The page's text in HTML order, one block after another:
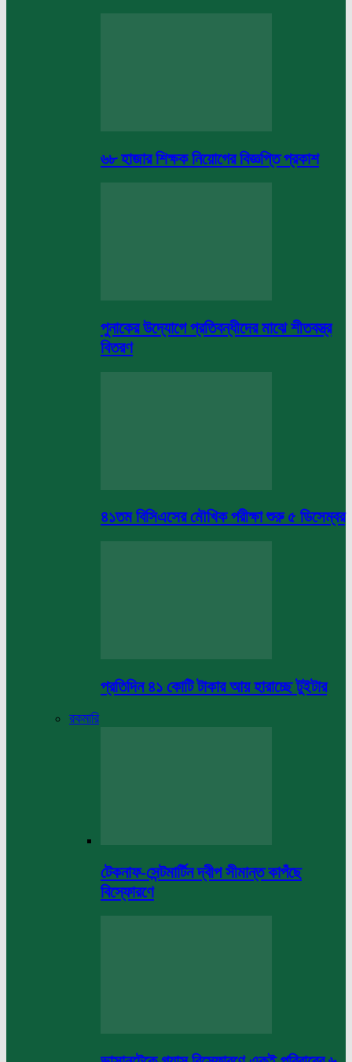
৬৮ হাজার শিক্ষক নিয়োগের বিজ্ঞপ্তি প্রকাশ
পুনাকের উদ্যোগে প্রতিবন্ধীদের মাঝে শীতবস্ত্র
বিতরণ
৪১তম বিসিএসের মৌখিক পরীক্ষা শুরু ৫ ডিসেম্বর
প্রতিদিন ৪১ কোটি টাকার আয় হারাচ্ছে টুইটার
রকমারি
টেকনাফ-সেন্টমার্টিন দ্বীপ সীমান্ত কাপঁছে
বিস্ফোরণে